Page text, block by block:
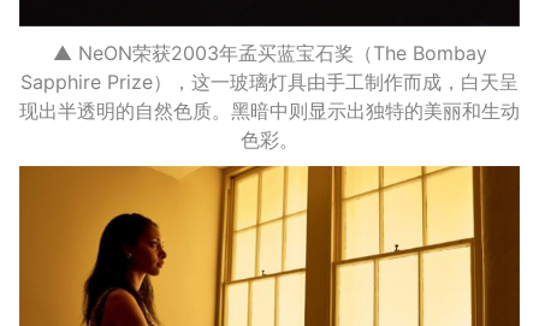
▲ NeON荣获2003年孟买蓝宝石奖（The Bombay
Sapphire Prize），这一玻璃灯具由手工制作而成，白天呈
现出半透明的自然色质。黑暗中则显示出独特的美丽和生动
色彩。